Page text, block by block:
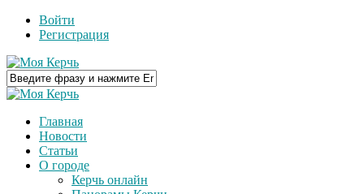
Войти
Регистрация
Главная
Новости
Статьи
О городе
Керчь онлайн